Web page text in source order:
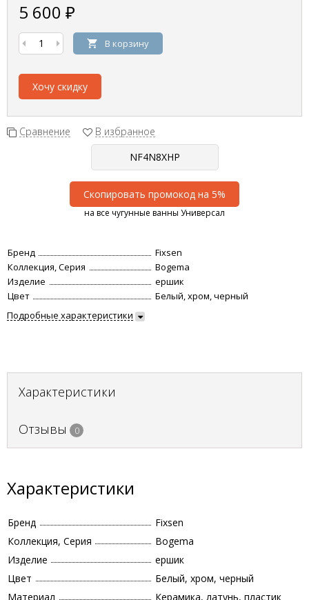
5 600 ₽
В корзину
Хочу скидку
Сравнение В избранное
Скопировать промокод на 5%
на все чугунные ванны Универсал
Бренд
Fixsen
Коллекция, Серия
Bogema
Изделие
ершик
Цвет
Белый, хром, черный
Подробные характеристики
Характеристики
Отзывы 0
Характеристики
Бренд
Fixsen
Коллекция, Серия
Bogema
Изделие
ершик
Цвет
Белый, хром, черный
Материал
Керамика, латунь, пластик